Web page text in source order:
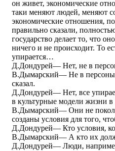
он живет, экономические
таки меняют людей, меняют
экономические отношения,
правильно сказали,
государство делает то, что
ничего и не происходит. То
упирается…
Д.Дондурей― Нет, не в
В.Дымарский― Не в персоны,
сказал.
Д.Дондурей― Нет, все
в культурные модели жизни
В.Дымарский― Они не
созданы условия для того,
Д.Дондурей― Кто условия,
В.Дымарский― А кто их
Д.Дондурей― Люди,